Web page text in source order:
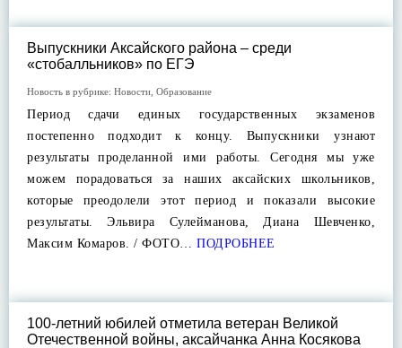
Выпускники Аксайского района – среди
«стобалльников» по ЕГЭ
Новость в рубрике: Новости Образование
Период сдачи единых государственных экзаменов
постепенно подходит к концу. Выпускники узнают
результаты проделанной ими работы. Сегодня мы уже
можем порадоваться за наших аксайских школьников,
которые преодолели этот период и показали высокие
результаты. Эльвира Сулейманова, Диана Шевченко,
Максим Комаров. / ФОТО… ПОДРОБНЕЕ
100-летний юбилей отметила ветеран Великой
Отечественной войны, аксайчанка Анна Косякова